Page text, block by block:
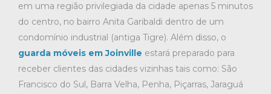
em uma região privilegiada da cidade apenas 5 minutos
do centro, no bairro Anita Garibaldi dentro de um
condomínio industrial (antiga Tigre). Além disso, o
guarda móveis em Joinville estará preparado para
receber clientes das cidades vizinhas tais como: São
Francisco do Sul, Barra Velha, Penha, Piçarras, Jaraguá